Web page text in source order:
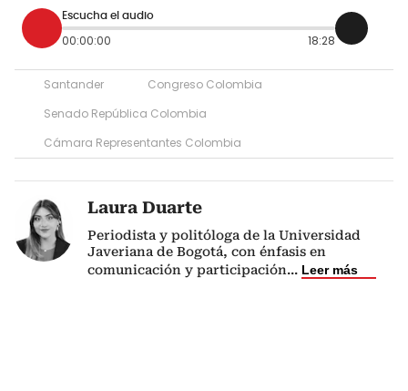
Escucha el audio
00:00:00 18:28
Santander
Congreso Colombia
Senado República Colombia
Cámara Representantes Colombia
Laura Duarte
Periodista y politóloga de la Universidad
Javeriana de Bogotá, con énfasis en
comunicación y participación... Leer más